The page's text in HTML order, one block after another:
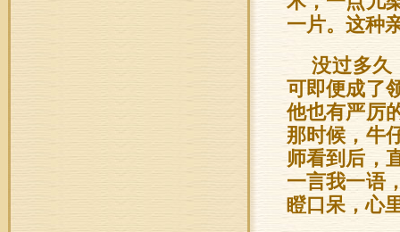
一片。这种
没过多久
可即便成了
他也有严厉
那时候，牛
师看到后，
一言我一语
瞪口呆，心